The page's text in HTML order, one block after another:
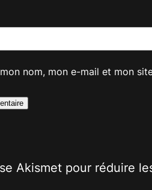
nom, mon e-mail et mon
Akismet pour réduire